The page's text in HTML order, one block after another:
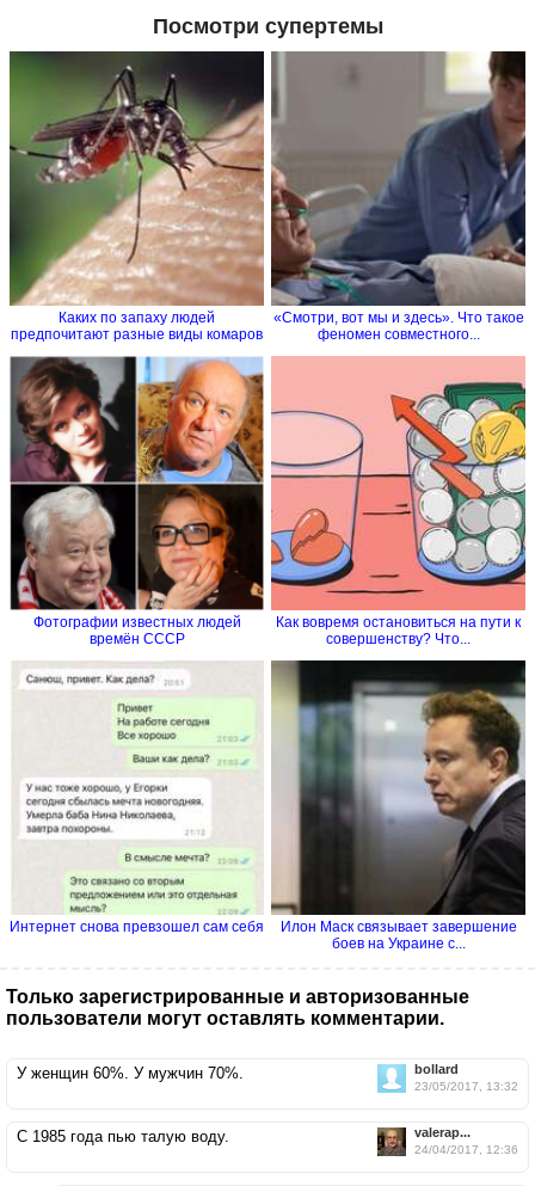
Посмотри супертемы
Каких по запаху людей
предпочитают разные виды комаров
«Смотри, вот мы и здесь». Что такое
феномен совместного...
Фотографии известных людей
времён СССР
Как вовремя остановиться на пути к
совершенству? Что...
Интернет снова превзошел сам себя
Илон Маск связывает завершение
боев на Украине с...
Только зарегистрированные и авторизованные
пользователи могут оставлять комментарии.
bollard
23/05/2017, 13:32
У женщин 60%. У мужчин 70%.
valerap...
24/04/2017, 12:36
С 1985 года пью талую воду.